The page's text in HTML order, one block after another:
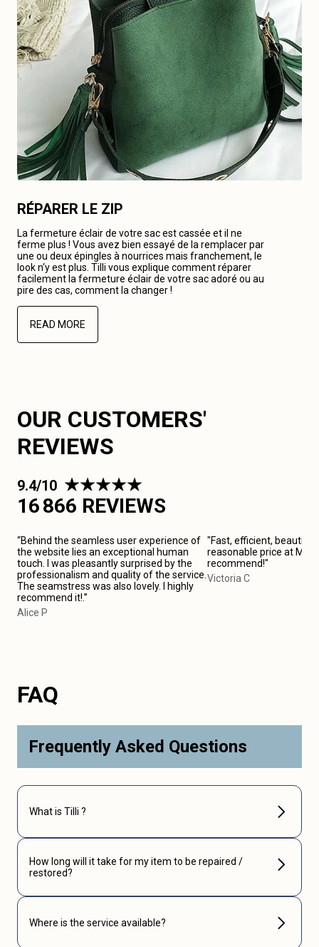
RÉPARER LE ZIP
La fermeture éclair de votre sac est cassée et il ne
ferme plus ! Vous avez bien essayé de la remplacer par
une ou deux épingles à nourrices mais franchement, le
look n‘y est plus. Tilli vous explique comment réparer
facilement la fermeture éclair de votre sac adoré ou au
pire des cas, comment la changer !
READ MORE
OUR CUSTOMERS'
REVIEWS
9.4/10
16 866 REVIEWS
“Behind the seamless user experience of
the website lies an exceptional human
touch. I was pleasantly surprised by the
professionalism and quality of the service.
The seamstress was also lovely. I highly
recommend it!.”
Alice P
"Fast, efficient, beautiful
reasonable price at
recommend!"
Victoria C
FAQ
Frequently Asked Questions
What is Tilli ?
How long will it take for my item to be repaired /
restored?
Where is the service available?